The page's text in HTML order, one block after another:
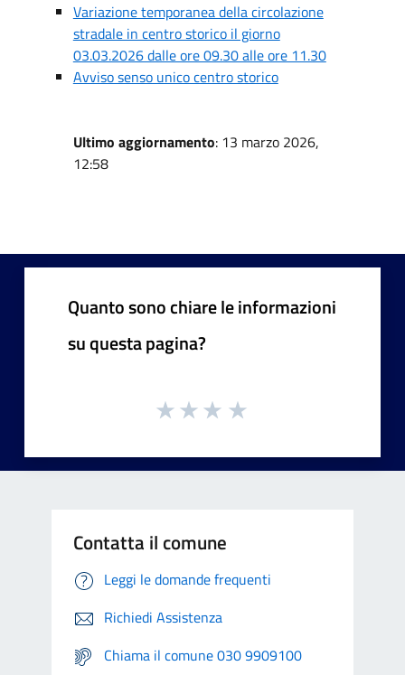
Variazione temporanea della circolazione
stradale in centro storico il giorno
03.03.2026 dalle ore 09.30 alle ore 11.30
Avviso senso unico centro storico
Ultimo aggiornamento: 13 marzo 2026,
12:58
Quanto sono chiare le informazioni
su questa pagina?
Contatta il comune
Leggi le domande frequenti
Richiedi Assistenza
Chiama il comune 030 9909100